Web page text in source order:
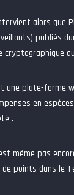
alors que
publiés
cryptographique
une plate-forme
en
.
même pas
de points dans le